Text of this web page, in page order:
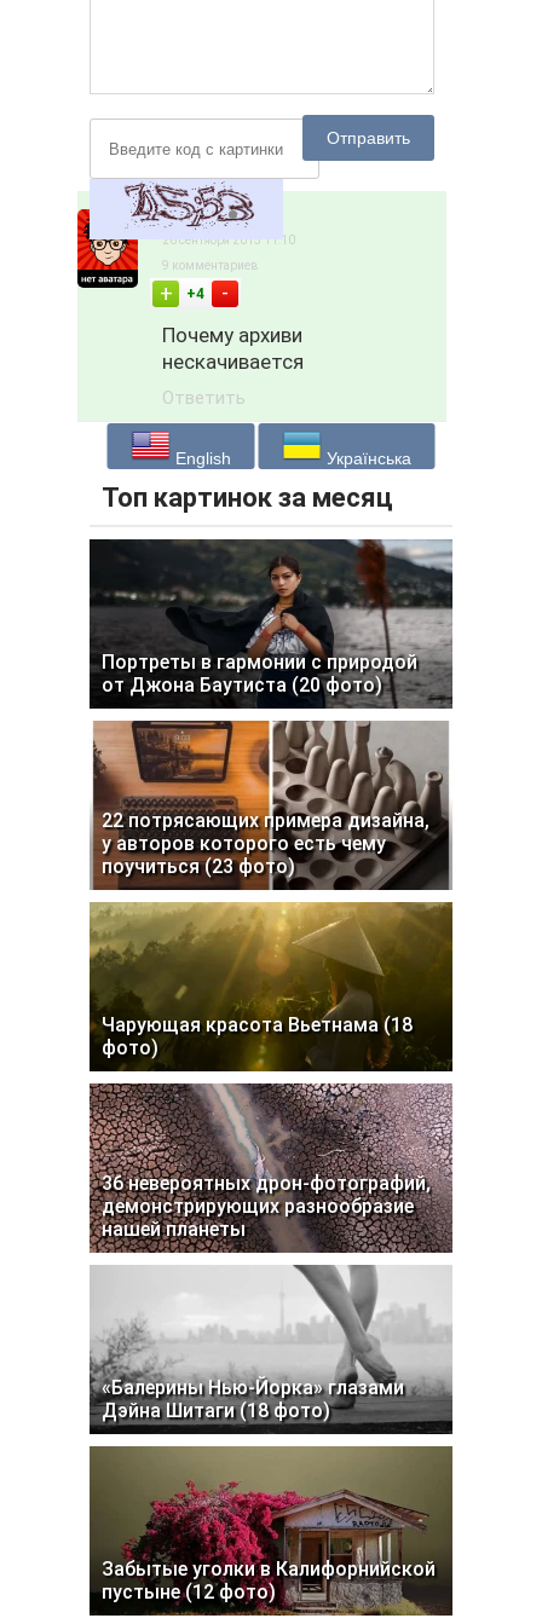
Отправить
jan4ux
26 сентября 2015 11:10
9 комментариев
+ +4 -
Почему архиви
нескачивается
Ответить
English Українська
Топ картинок за месяц
Портреты в гармонии с природой
от Джона Баутиста (20 фото)
22 потрясающих примера дизайна,
у авторов которого есть чему
поучиться (23 фото)
Чарующая красота Вьетнама (18
фото)
36 невероятных дрон-фотографий,
демонстрирующих разнообразие
нашей планеты
«Балерины Нью-Йорка» глазами
Дэйна Шитаги (18 фото)
Забытые уголки в Калифорнийской
пустыне (12 фото)